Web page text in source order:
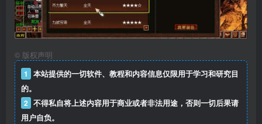
© 版权声明
1
本站提供的一切软件、教程和内容信息仅限用于学习和研究目
的。
2 不得私自将上述内容用于商业或者非法用途，否则一切后果请
用户自负。